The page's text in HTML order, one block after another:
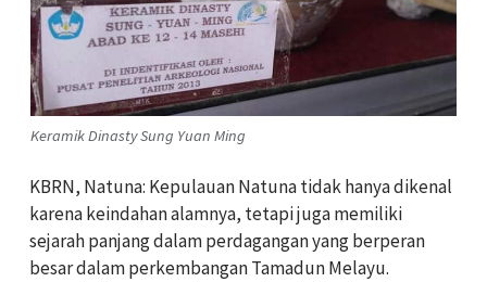
Keramik Dinasty Sung Yuan Ming
KBRN, Natuna: Kepulauan Natuna tidak hanya dikenal
karena keindahan alamnya, tetapi juga memiliki
sejarah panjang dalam perdagangan yang berperan
besar dalam perkembangan Tamadun Melayu.